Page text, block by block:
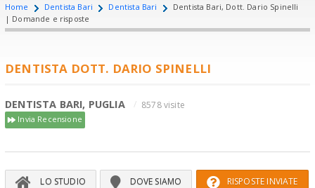
Home Dentista Bari Dentista Bari
Dentista Bari, Dott. Dario Spinelli
| Domande e risposte
DENTISTA DOTT. DARIO SPINELLI
DENTISTA BARI, PUGLIA 8578 visite
Invia Recensione
LO STUDIO DOVE SIAMO RISPOSTE INVIATE